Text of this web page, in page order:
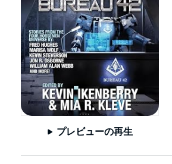
プレビューの再生